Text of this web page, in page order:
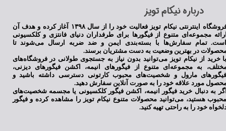
​درباره نیکام تویز
فروشگاه اینترنتی نیکام تویز فعالیت خود را از سال ۱۳۹۸ آغاز کرده و هدف آن
مجموعه‌ای متنوع از فیگورها برای طرفداران دنیای فانتزی و کلکسیونی
تمام سفارش‌ها با بسته‌بندی ایمن و ضد ضربه ارسال می‌شوند تا
در بهترین وضعیت به دست مشتریان برسند.
خرید از نیکام تویز می‌توانید بدون نیاز به جستجوی طولانی در فروشگاه‌های
به مجموعه‌ای متنوع از فیگورهای انیمه، اکشن فیگورهای دیزنی،
مارول و شخصیت‌های محبوب کارتونی دسترسی داشته باشید و
مورد علاقه خود را به صورت آنلاین سفارش دهید.
به دنبال خرید فیگور انیمه، اکشن فیگور کلکسیونی یا مجسمه شخصیت‌های
هستید، می‌توانید محصولات متنوع نیکام تویز را مشاهده کرده و فیگور
خود را به راحتی تهیه کنید.